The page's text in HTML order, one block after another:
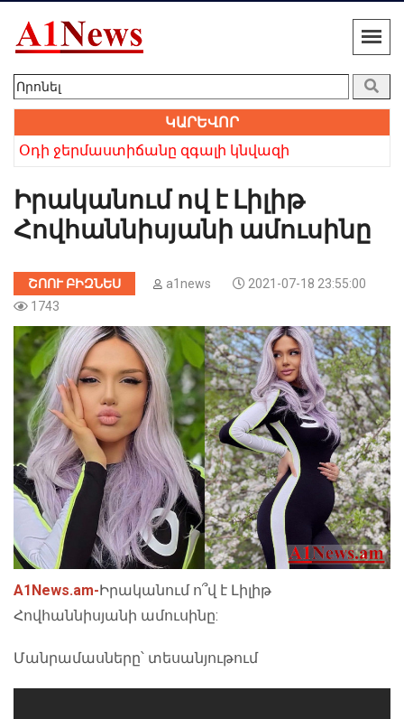
ԿԱՐԵՎՈՐ
Խոշոր ավտովթար Սևանում. Կան վիրավորներ
Իրականում ով է Լիլիթ
Հովհաննիսյանի ամուսինը
ՇՈՈՒ ԲԻԶՆԵՍ a1news
2021-07-18 23:55:00
1743
A1News.am-Իրականում ո՞վ է Լիլիթ
Հովհաննիսյանի ամուսինը:
Մանրամասները՝ տեսանյութում